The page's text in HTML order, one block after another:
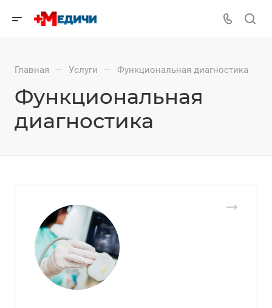
Главная — Услуги — Функциональная диагностика
Функциональная
диагностика